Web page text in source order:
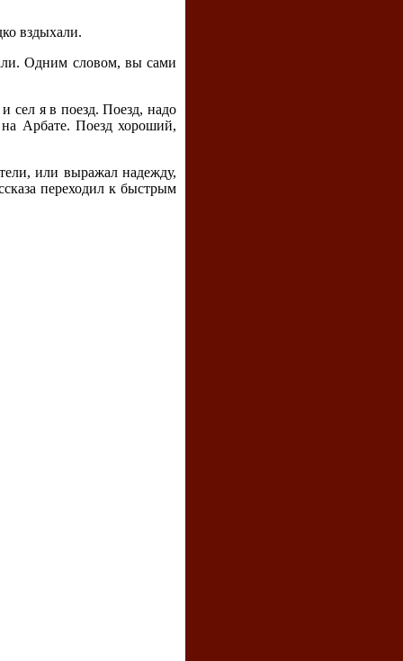
вздыхали.
Одним словом, вы сами
сел я в поезд. Поезд, надо
на Арбате. Поезд хороший,
или выражал надежду,
переходил к быстрым